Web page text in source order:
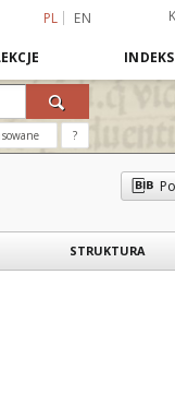
PL EN
?
STRUKTURA